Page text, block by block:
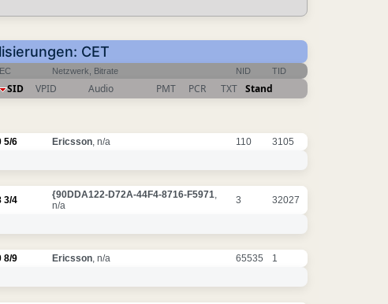
CET
Netzwerk, Bitrate NID TID
SID VPID Audio PMT PCR TXT Stand
5/6 Ericsson , n/a 110 3105
3/4 {90DDA122-D72A-44F4-8716-F5971
n/a
3 32027
8/9 Ericsson , n/a 65535 1